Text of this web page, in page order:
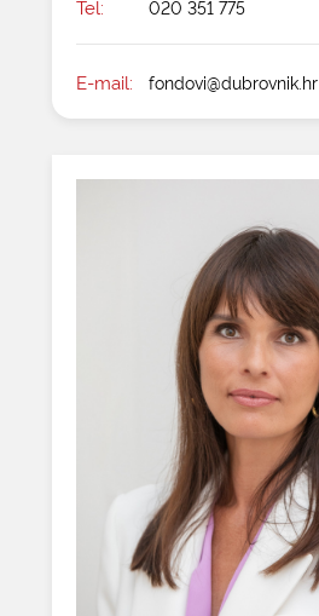
Tel: 020 351 775
E-mail: fondovi@dubrovnik.hr